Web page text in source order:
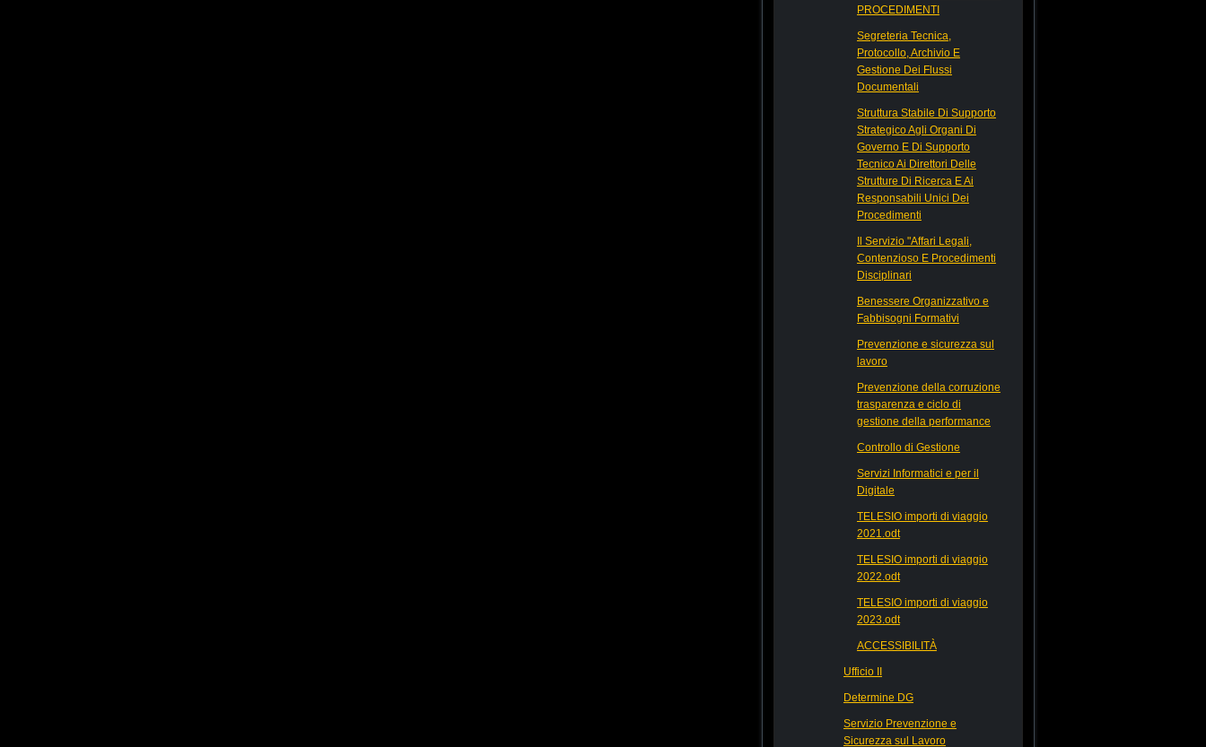
PROCEDIMENTI
Segreteria Tecnica,
Protocollo, Archivio E
Gestione Dei Flussi
Documentali
Struttura Stabile Di Supporto
Strategico Agli Organi Di
Governo E Di Supporto
Tecnico Ai Direttori Delle
Strutture Di Ricerca E Ai
Responsabili Unici Dei
Procedimenti
Il Servizio "Affari Legali,
Contenzioso E Procedimenti
Disciplinari
Benessere Organizzativo e
Fabbisogni Formativi
Prevenzione e sicurezza sul
lavoro
Prevenzione della corruzione
trasparenza e ciclo di
gestione della performance
Controllo di Gestione
Servizi Informatici e per il
Digitale
TELESIO importi di viaggio
2021.odt
TELESIO importi di viaggio
2022.odt
TELESIO importi di viaggio
2023.odt
ACCESSIBILITÀ
Ufficio II
Determine DG
Servizio Prevenzione e
Sicurezza sul Lavoro